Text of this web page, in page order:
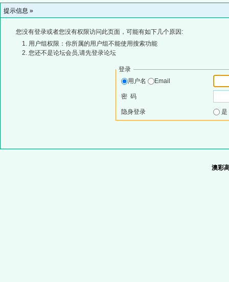
提示信息 »
您没有登录或者您没有权限访问此页面，可能有如下几个原因:
用户组权限：你所属的用户组不能使用搜索功能
您还不是论坛会员,请先登录论坛
登录
用户名
Email
密 码
隐身登录
澳彩